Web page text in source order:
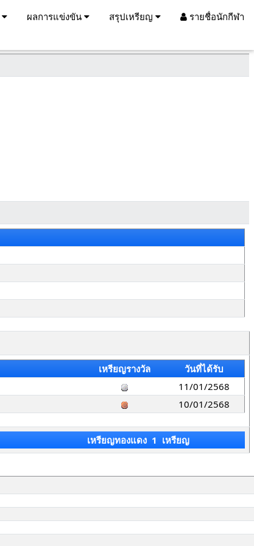
ผลการแข่งขัน สรุปเหรียญ รายชื่อนักกีฬา
เหรียญรางวัล
วันที่ได้รับ
11/01/2568
10/01/2568
เหรียญทองแดง 1 เหรียญ